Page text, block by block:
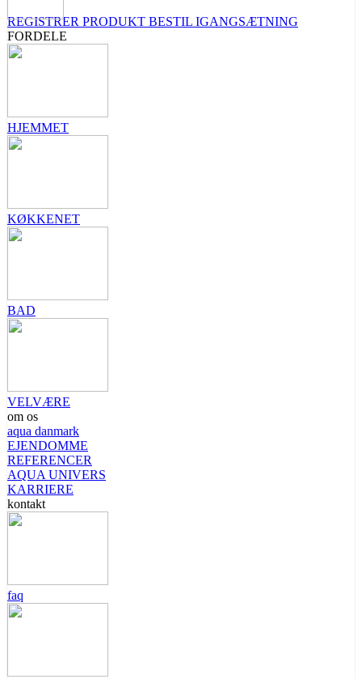
REGISTRER PRODUKT BESTIL IGANGSÆTNING
FORDELE
HJEMMET
KØKKENET
BAD
VELVÆRE
om os
aqua danmark
EJENDOMME
REFERENCER
AQUA UNIVERS
KARRIERE
kontakt
faq